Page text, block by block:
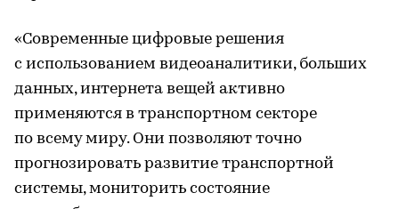
«Современные цифровые решения
с использованием видеоаналитики, больших
данных, интернета вещей активно
применяются в транспортном секторе
по всему миру. Они позволяют точно
прогнозировать развитие транспортной
системы, мониторить состояние